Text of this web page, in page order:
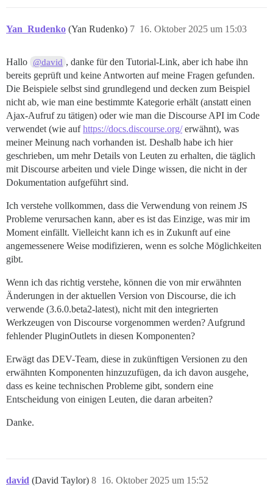
Yan_Rudenko (Yan Rudenko) 16. Oktober 2025 um 15:03
7
Hallo @david , danke für den Tutorial-Link, aber ich habe ihn
bereits geprüft und keine Antworten auf meine Fragen gefunden.
Die Beispiele selbst sind grundlegend und decken zum Beispiel
nicht ab, wie man eine bestimmte Kategorie erhält (anstatt einen
Ajax-Aufruf zu tätigen) oder wie man die Discourse API im Code
verwendet (wie aufhttps://docs.discourse.org/erwähnt), was
meiner Meinung nach vorhanden ist. Deshalb habe ich hier
geschrieben, um mehr Details von Leuten zu erhalten, die täglich
mit Discourse arbeiten und viele Dinge wissen, die nicht in der
Dokumentation aufgeführt sind.
Ich verstehe vollkommen, dass die Verwendung von reinem JS
Probleme verursachen kann, aber es ist das Einzige, was mir im
Moment einfällt. Vielleicht kann ich es in Zukunft auf eine
angemessenere Weise modifizieren, wenn es solche Möglichkeiten
gibt.
Wenn ich das richtig verstehe, können die von mir erwähnten
Änderungen in der aktuellen Version von Discourse, die ich
verwende (3.6.0.beta2-latest), nicht mit den integrierten
Werkzeugen von Discourse vorgenommen werden? Aufgrund
fehlender PluginOutlets in diesen Komponenten?
Erwägt das DEV-Team, diese in zukünftigen Versionen zu den
erwähnten Komponenten hinzuzufügen, da ich davon ausgehe,
dass es keine technischen Probleme gibt, sondern eine
Entscheidung von einigen Leuten, die daran arbeiten?
Danke.
david (David Taylor) 16. Oktober 2025 um 15:52
8